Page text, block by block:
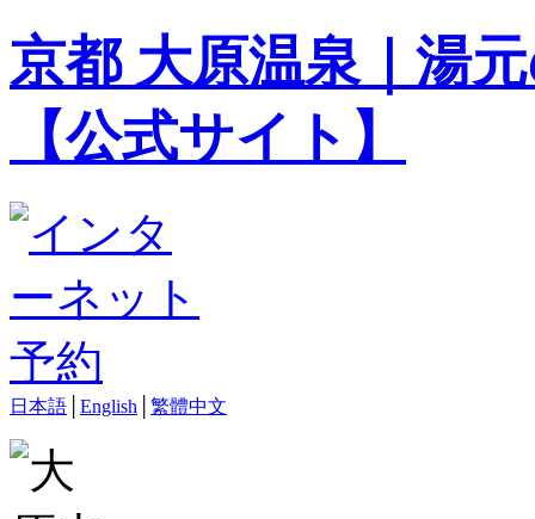
京都 大原温泉｜湯
【公式サイト】
日本語 English 繁體中文